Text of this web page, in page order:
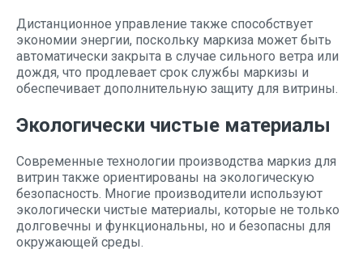
Дистанционное управление также способствует
экономии энергии, поскольку маркиза может быть
автоматически закрыта в случае сильного ветра или
дождя, что продлевает срок службы маркизы и
обеспечивает дополнительную защиту для витрины.
Экологически чистые материалы
Современные технологии производства маркиз для
витрин также ориентированы на экологическую
безопасность. Многие производители используют
экологически чистые материалы, которые не только
долговечны и функциональны, но и безопасны для
окружающей среды.